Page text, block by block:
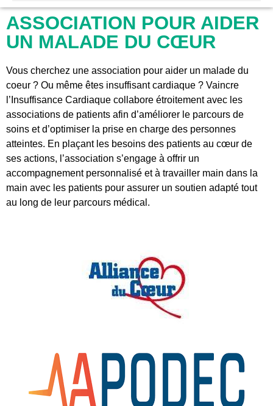
ASSOCIATION POUR AIDER
UN MALADE DU CŒUR
Vous cherchez une association pour aider un malade du
coeur ? Ou même êtes insuffisant cardiaque ? Vaincre
l’Insuffisance Cardiaque collabore étroitement avec les
associations de patients afin d’améliorer le parcours de
soins et d’optimiser la prise en charge des personnes
atteintes. En plaçant les besoins des patients au cœur de
ses actions, l’association s’engage à offrir un
accompagnement personnalisé et à travailler main dans la
main avec les patients pour assurer un soutien adapté tout
au long de leur parcours médical.